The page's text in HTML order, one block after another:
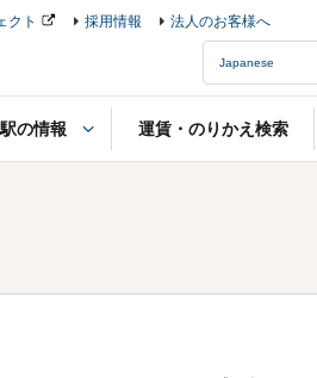
の情報 運賃・のりかえ検索
クト 採用情報 法人のお客様へ